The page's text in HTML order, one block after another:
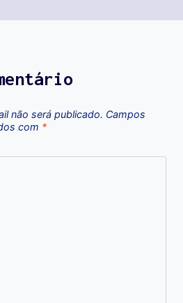
não será publicado. Campos
com *